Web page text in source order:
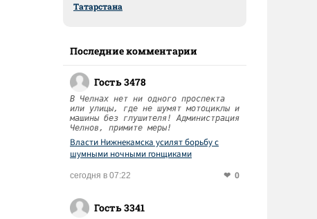
Татарстана
Последние комментарии
Гость 3478
В Челнах нет ни одного проспекта
или улицы, где не шумят мотоциклы и
машины без глушителя! Администрация
Челнов, примите меры!
Власти Нижнекамска усилят борьбу с
шумными ночными гонщиками
сегодня в 07:22 0
Гость 3341